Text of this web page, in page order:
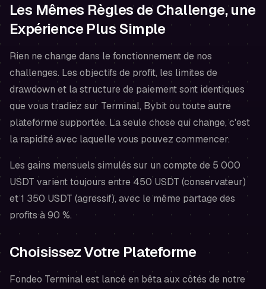
Les Mêmes Règles de Challenge, une
Expérience Plus Simple
Rien ne change dans le fonctionnement de nos
challenges. Les objectifs de profit, les limites de
drawdown et la structure de paiement sont identiques
que vous tradiez sur Terminal, Bybit ou toute autre
plateforme supportée. La seule chose qui change, c'est
la rapidité avec laquelle vous pouvez commencer.
Les gains mensuels simulés sur un compte de 5 000
USDT varient toujours entre 450 USDT (conservateur)
et 1 350 USDT (agressif), avec le même partage des
profits à 90 %.
Choisissez Votre Plateforme
Fondeo Terminal est lancé en bêta aux côtés de notre